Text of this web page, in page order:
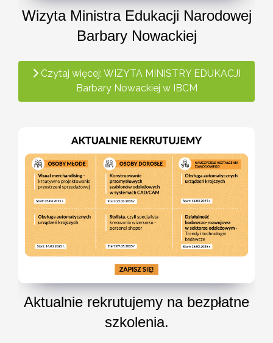
Wizyta Ministra Edukacji Narodowej
Barbary Nowackiej
Czytaj więcej: WIZYTA MINISTRY EDUKACJI
Barbary Nowackiej w IBCM
Aktualnie rekrutujemy na bezpłatne
szkolenia.